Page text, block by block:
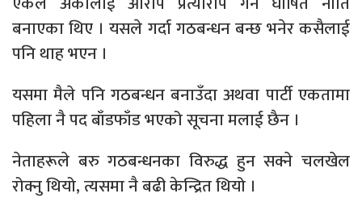
बनाएका थिए । यसले गर्दा गठबन्धन बन्छ भनेर कसैलाई
पनि थाह भएन ।
यसमा मैले पनि गठबन्धन बनाउँदा अथवा पार्टी एकतामा
पहिला नै पद बाँडफाँड भएको सूचना मलाई छैन ।
नेताहरूले बरु गठबन्धनका विरुद्ध हुन सक्ने चलखेल
रोक्नु थियो, त्यसमा नै बढी केन्द्रित थियो ।